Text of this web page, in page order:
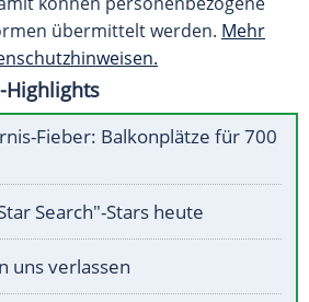
übermittelt werden. Mehr
Highlights
Fieber: Balkonplätze für 700
Search"-Stars heute
uns verlassen